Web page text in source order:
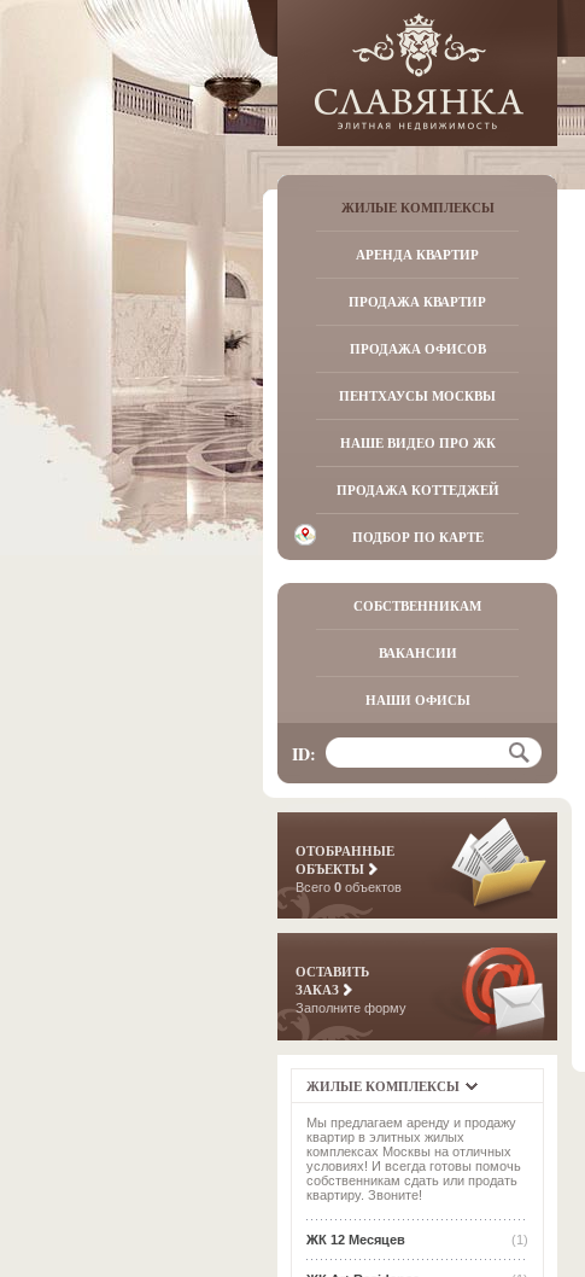
ЖИЛЫЕ КОМПЛЕКСЫ
АРЕНДА КВАРТИР
ПРОДАЖА КВАРТИР
ПРОДАЖА ОФИСОВ
ПЕНТХАУСЫ МОСКВЫ
НАШЕ ВИДЕО ПРО ЖК
ПРОДАЖА КОТТЕДЖЕЙ
ПОДБОР ПО КАРТЕ
СОБСТВЕННИКАМ
ВАКАНСИИ
НАШИ ОФИСЫ
ID:
ОТОБРАННЫЕ
ОБЪЕКТЫ
Всего 0 объектов
ОСТАВИТЬ
ЗАКАЗ
Заполните форму
ЖИЛЫЕ КОМПЛЕКСЫ
Мы предлагаем аренду и продажу
квартир в элитных жилых
комплексах Москвы на отличных
условиях! И всегда готовы помочь
собственникам сдать или продать
квартиру. Звоните!
(1)
ЖК 12 Месяцев